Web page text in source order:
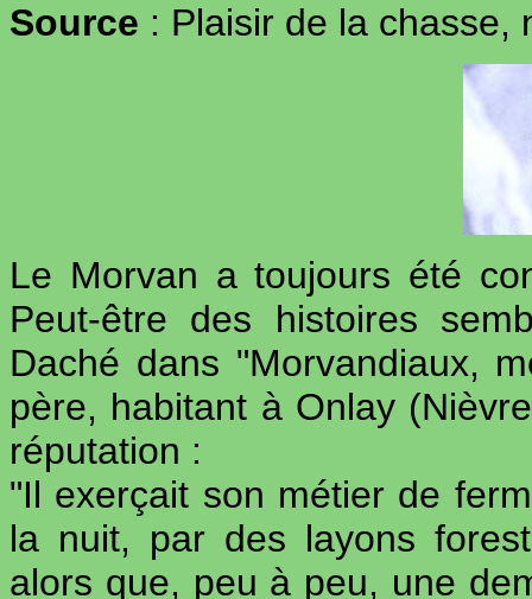
Source : Plaisir de la chasse,
Le Morvan a toujours été
Peut-être des histoires
Daché dans "Morvandiaux,
père, habitant à Onlay
réputation :
"Il exerçait son métier de
la nuit, par des layons
alors que, peu à peu, une